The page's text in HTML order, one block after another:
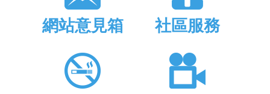
網站意見箱 社區服務